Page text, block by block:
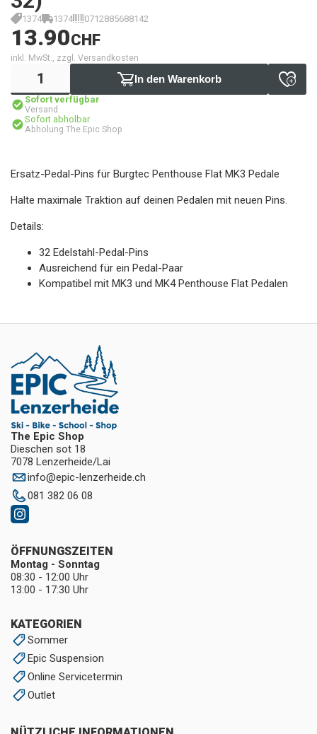
1374 1374 0712885688142
13.90CHF
inkl. MwSt., zzgl. Versandkosten
In den Warenkorb
Sofort verfügbar
Versand
Sofort abholbar
Abholung The Epic Shop
Ersatz-Pedal-Pins für Burgtec Penthouse Flat MK3 Pedale
Halte maximale Traktion auf deinen Pedalen mit neuen Pins.
Details:
32 Edelstahl-Pedal-Pins
Ausreichend für ein Pedal-Paar
Kompatibel mit MK3 und MK4 Penthouse Flat Pedalen
The Epic Shop
Dieschen sot 18
7078 Lenzerheide/Lai
info@epic-lenzerheide.ch
081 382 06 08
KATEGORIEN
Sommer
Epic Suspension
Online Servicetermin
Outlet
ÖFFNUNGSZEITEN
Montag - Sonntag
08:30 - 12:00 Uhr
13:00 - 17:30 Uhr